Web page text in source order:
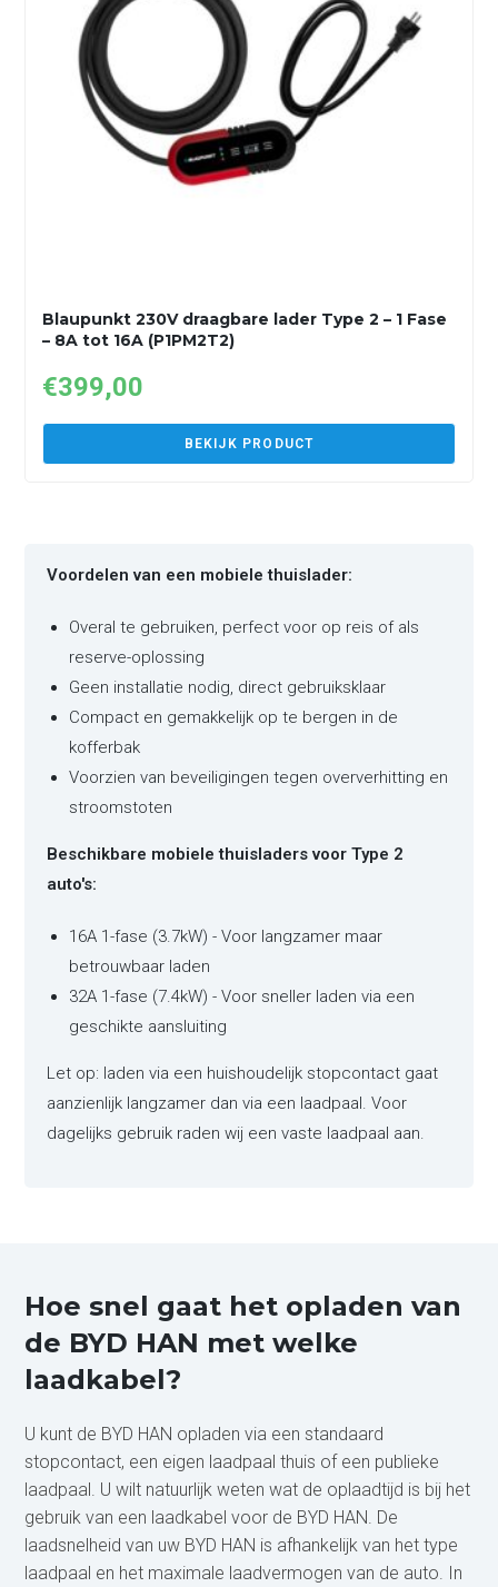
Blaupunkt 230V draagbare lader Type 2 – 1 Fase
– 8A tot 16A (P1PM2T2)
€399,00
BEKIJK PRODUCT
Voordelen van een mobiele thuislader:
Overal te gebruiken, perfect voor op reis of als
reserve-oplossing
Geen installatie nodig, direct gebruiksklaar
Compact en gemakkelijk op te bergen in de
kofferbak
Voorzien van beveiligingen tegen oververhitting en
stroomstoten
Beschikbare mobiele thuisladers voor Type 2
auto's:
16A 1-fase (3.7kW) - Voor langzamer maar
betrouwbaar laden
32A 1-fase (7.4kW) - Voor sneller laden via een
geschikte aansluiting
Let op: laden via een huishoudelijk stopcontact gaat
aanzienlijk langzamer dan via een laadpaal. Voor
dagelijks gebruik raden wij een vaste laadpaal aan.
Hoe snel gaat het opladen van
de BYD HAN met welke
laadkabel?
U kunt de BYD HAN opladen via een standaard
stopcontact, een eigen laadpaal thuis of een publieke
laadpaal. U wilt natuurlijk weten wat de oplaadtijd is bij het
gebruik van een laadkabel voor de BYD HAN. De
laadsnelheid van uw BYD HAN is afhankelijk van het type
laadpaal en het maximale laadvermogen van de auto. In